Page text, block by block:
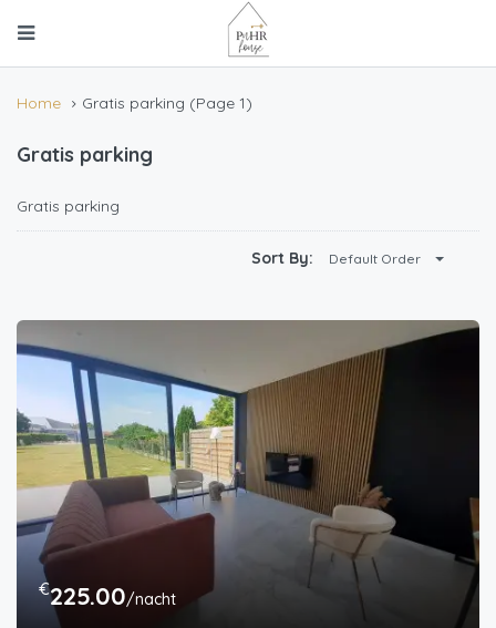
Home Gratis parking (Page 1)
Gratis parking
Gratis parking
Sort By: Default Order
€225.00/nacht